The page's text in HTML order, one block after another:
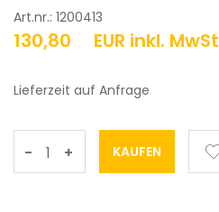
Art.nr.: 1200413
130,80 EUR inkl. MwSt
Lieferzeit auf Anfrage
- +